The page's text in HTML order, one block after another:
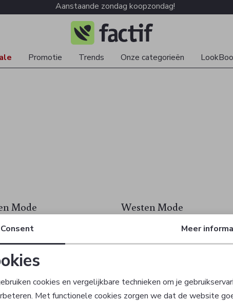
Aanstaande zondag koopzondag!
Promotie Trends Onze categorieën
Mode Westen Mode
Consent Meer
cookies en vergelijkbare technieken om je
Met functionele cookies zorgen we dat de website